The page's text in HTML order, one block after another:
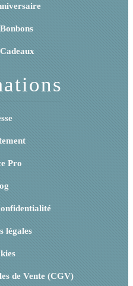
Pro
légales
de Vente (CGV)